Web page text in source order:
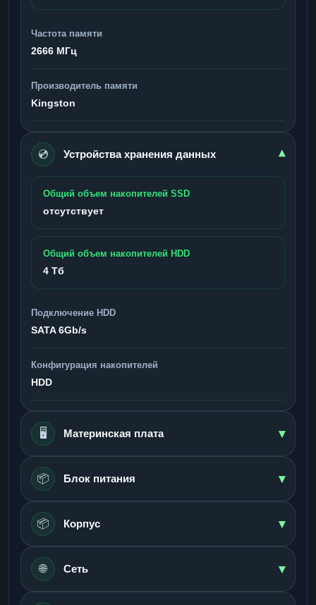
Частота памяти
2666 МГц
Производитель памяти
Kingston
💿 Устройства хранения данных ▾
Общий объем накопителей SSD
отсутствует
Общий объем накопителей HDD
4 Тб
Подключение HDD
SATA 6Gb/s
Конфигурация накопителей
HDD
🖥️ Материнская плата ▾
📦 Блок питания ▾
📦 Корпус ▾
🌐 Сеть ▾